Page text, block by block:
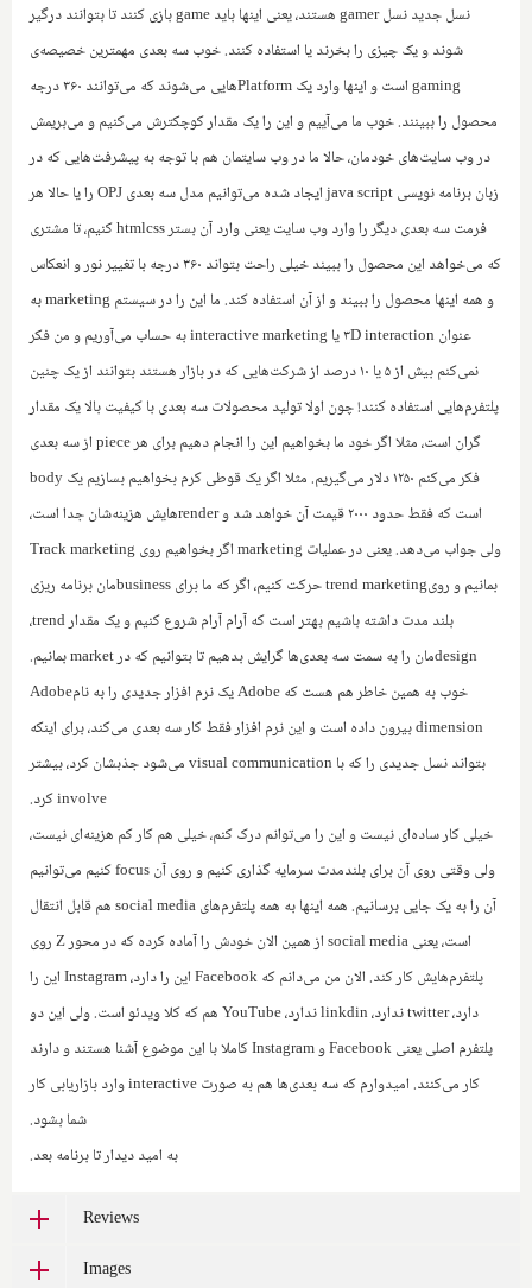
‌نسل جدید‌ نسلgamerهستند، یعنی اینها بایدgameبازی کنند تا بتوانند درگیر
شوند و یک چیزی را بخرند یا استفاده کنند. خوب سه بعدی مهمترین خصیصه‌ی
gamingاست و اینها وارد یکPlatform
هایی می‌شوند که می‌توانند ۳۶۰ درجه
محصول را ببینند. خوب ما می‌آییم و این را یک مقدار کوچکترش می‌کنیم و می‌بریمش
در وب سایت‌های خودمان، حالا ما در وب سایتمان هم با توجه به پیشرفت‌هایی که در
زبان برنامه نویسیjava scriptایجاد شده می‌توانیم مدل سه بعدیOPJرا یا حالا هر
فرمت سه بعدی دیگر را وارد وب سایت یعنی وارد آن بسترhtmlcssکنیم، تا مشتری
که می‌خواهد این محصول را ببیند خیلی راحت بتواند ۳۶۰ درجه با تغییر نور و انعکاس
و همه اینها محصول را ببیند و از آن استفاده کند. ما این را در سیستمmarketingبه
عنوان ۳D interactionیاinteractive marketingبه حساب می‌آوریم و من فکر
نمی‌کنم بیش از ۵ یا ۱۰ درصد از شرکت‌هایی که در بازار هستند بتوانند از یک چنین
پلتفرم‌هایی استفاده کنند! چون اولا تولید محصولات سه بعدی با کیفیت بالا یک مقدار
گران است، مثلا اگر خود ما بخواهیم این را انجام دهیم برای هرpieceاز سه بعدی
فکر می‌کنم ۱۲۵۰ دلار می‌گیریم. مثلا اگر یک قوطی کرم بخواهیم بسازیم یک
body
است که فقط حدود ۲۰۰۰ قیمت آن خواهد شد و
renderهایش هزینه‌شان جدا است،
ولی جواب می‌دهد. یعنی در عملیاتmarketingاگر بخواهیم رویTrack marketing
بمانیم و روی‌trend marketingحرکت کنیم، اگر که ما برایbusinessمان برنامه ریزی
بلند مدت داشته باشیم بهتر است که آرام آرام شروع کنیم و یک مقدارtrend،
designمان را به سمت سه بعدی‌ها گرایش بدهیم تا بتوانیم که درmarketبمانیم.
خوب به همین خاطر هم هست کهAdobeیک نرم افزار جدیدی را به نام‌Adobe
dimensionبیرون داده است و این نرم افزار فقط کار سه بعدی می‌کند، برای اینکه
بتواند نسل جدیدی را که با visual communicationمی‌شود جذبشان کرد، بیشتر
involveکرد.‌
خیلی کار ساده‌ای نیست و این را می‌توانم درک کنم، خیلی هم کار کم هزینه‌ای نیست،
ولی وقتی روی آن برای بلندمدت سرمایه گذاری کنیم و روی آنfocusکنیم می‌توانیم
آن را به یک جایی برسانیم. همه اینها به همه پلتفرم‌هایsocial mediaهم قابل انتقال
است، یعنیsocial mediaاز همین الان خودش را آماده کرده که در محورZروی
پلتفرم‌هایش کار کند. الان من می‌دانم کهFacebookاین را دارد،Instagramاین را
دارد،twitterندارد،linkdinندارد،YouTubeهم که کلا ویدئو است.‌ ولی این دو
پلتفرم اصلی یعنیFacebookوInstagramکاملا با این موضوع آشنا هستند و دارند
کار می‌کنند. امیدوارم که سه بعدی‌ها هم به ‌صورتinteractiveوارد بازاریابی کار
شما بشود.
‌به امید دیدار تا برنامه بعد.
Reviews
Images